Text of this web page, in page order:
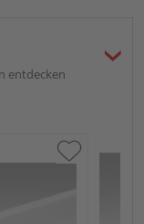
entdecken